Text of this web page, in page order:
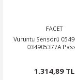
FACET
Vuruntu Sensörü
034905377A
1.314,89 TL